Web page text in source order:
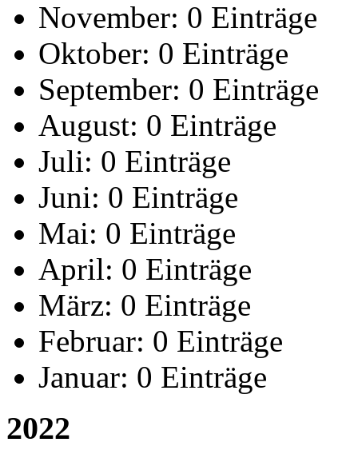
November: 0 Einträge
Oktober: 0 Einträge
September: 0 Einträge
August: 0 Einträge
Juli: 0 Einträge
Juni: 0 Einträge
Mai: 0 Einträge
April: 0 Einträge
März: 0 Einträge
Februar: 0 Einträge
Januar: 0 Einträge
2022